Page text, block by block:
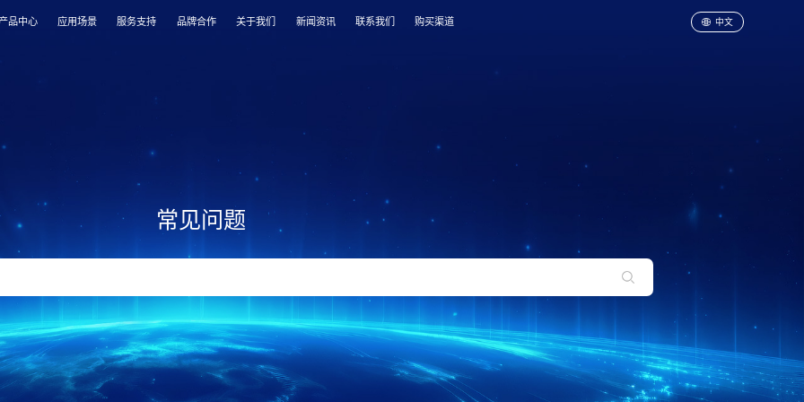
品中心 应用场景 服务支持 品牌合作 关于我们 新闻资讯 联系我们 购买渠道 中文
常见问题